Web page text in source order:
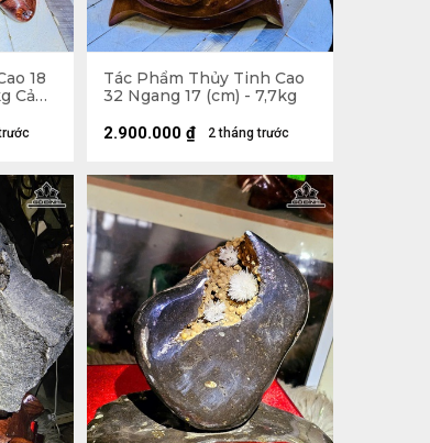
18
Cả
Tác Phẩm Thủy Tinh Cao
32 Ngang 17 (cm) - 7,7kg
2 tháng trước
2.900.000 ₫